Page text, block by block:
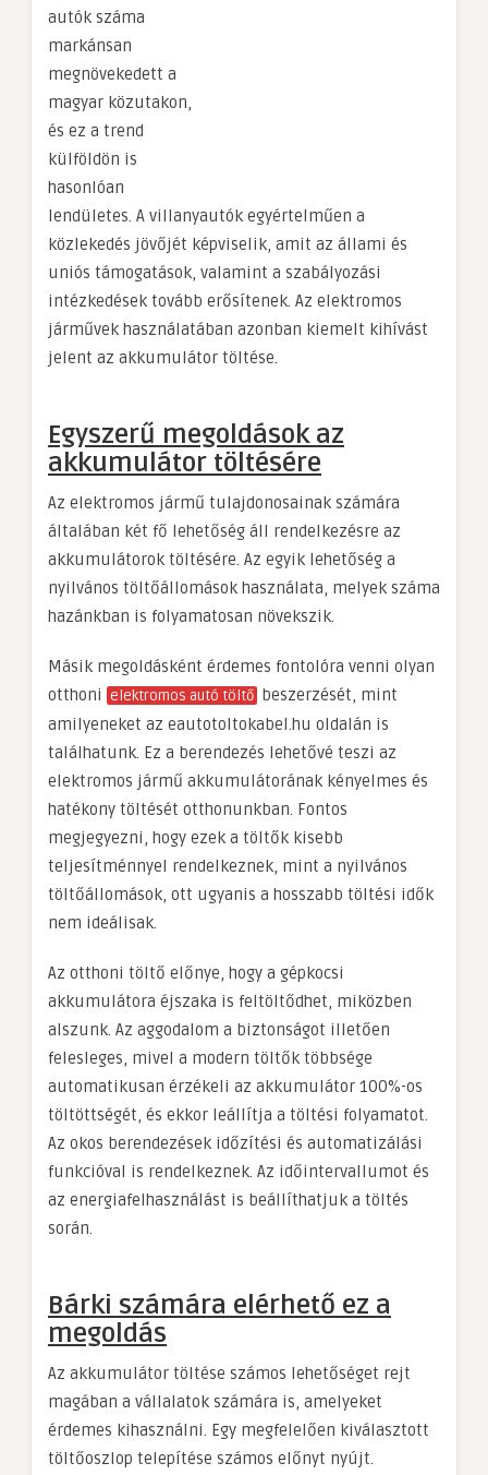
autók száma
markánsan
megnövekedett a
magyar közutakon,
és ez a trend
külföldön is
hasonlóan
lendületes. A villanyautók egyértelműen a
közlekedés jövőjét képviselik, amit az állami és
uniós támogatások, valamint a szabályozási
intézkedések tovább erősítenek. Az elektromos
járművek használatában azonban kiemelt kihívást
jelent az akkumulátor töltése.
Egyszerű megoldások az
akkumulátor töltésére
Az elektromos jármű tulajdonosainak számára
általában két fő lehetőség áll rendelkezésre az
akkumulátorok töltésére. Az egyik lehetőség a
nyilvános töltőállomások használata, melyek száma
hazánkban is folyamatosan növekszik.
Másik megoldásként érdemes fontolóra venni olyan
otthoni
elektromos autó töltő beszerzését, mint
amilyeneket az eautotoltokabel.hu oldalán is
találhatunk. Ez a berendezés lehetővé teszi az
elektromos jármű akkumulátorának kényelmes és
hatékony töltését otthonunkban. Fontos
megjegyezni, hogy ezek a töltők kisebb
teljesítménnyel rendelkeznek, mint a nyilvános
töltőállomások, ott ugyanis a hosszabb töltési idők
nem ideálisak.
Az otthoni töltő előnye, hogy a gépkocsi
akkumulátora éjszaka is feltöltődhet, miközben
alszunk. Az aggodalom a biztonságot illetően
felesleges, mivel a modern töltők többsége
automatikusan érzékeli az akkumulátor 100%-os
töltöttségét, és ekkor leállítja a töltési folyamatot.
Az okos berendezések időzítési és automatizálási
funkcióval is rendelkeznek. Az időintervallumot és
az energiafelhasználást is beállíthatjuk a töltés
során.
Bárki számára elérhető ez a
megoldás
Az akkumulátor töltése számos lehetőséget rejt
magában a vállalatok számára is, amelyeket
érdemes kihasználni. Egy megfelelően kiválasztott
töltőoszlop telepítése számos előnyt nyújt.